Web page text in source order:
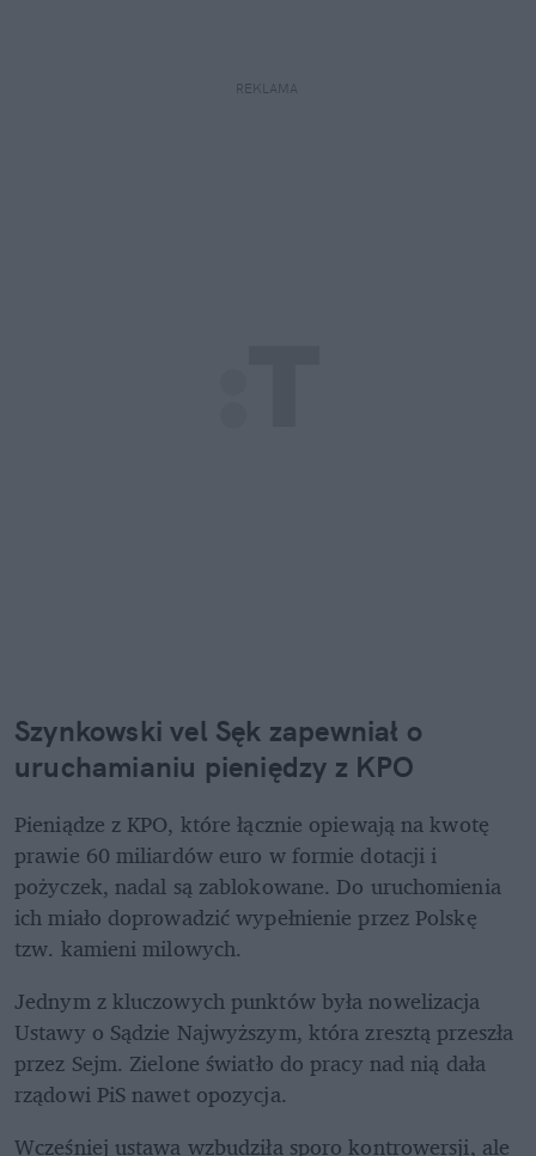
REKLAMA
Szynkowski vel Sęk zapewniał o
uruchamianiu pieniędzy z KPO
Pieniądze z KPO, które łącznie opiewają na kwotę
prawie 60 miliardów euro w formie dotacji i
pożyczek, nadal są zablokowane. Do uruchomienia
ich miało doprowadzić wypełnienie przez Polskę
tzw. kamieni milowych.
Jednym z kluczowych punktów była nowelizacja
Ustawy o Sądzie Najwyższym, która zresztą przeszła
przez Sejm. Zielone światło do pracy nad nią dała
rządowi PiS nawet opozycja.
Wcześniej ustawa wzbudziła sporo kontrowersji, ale